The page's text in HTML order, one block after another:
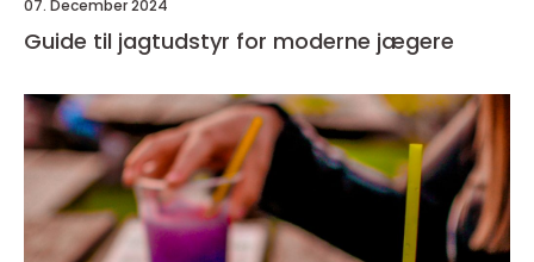
07. December 2024
Guide til jagtudstyr for moderne jægere